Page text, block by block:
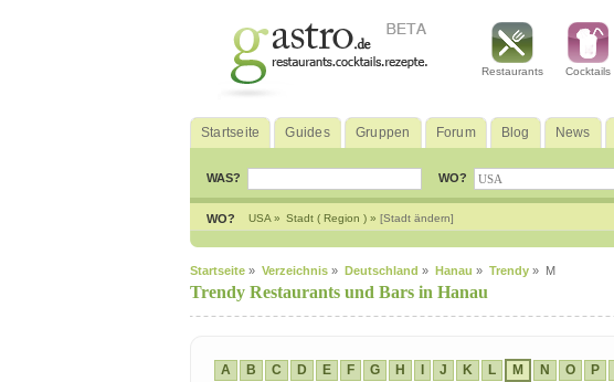
Restaurants Cocktails
Startseite Guides Gruppen Forum Blog News
WAS? WO?
WO? USA » Stadt ( Region ) » [Stadt ändern]
Startseite » Verzeichnis » Deutschland » Hanau » Trendy » M
Trendy Restaurants und Bars in Hanau
A B C D E F G H J K L M N O P